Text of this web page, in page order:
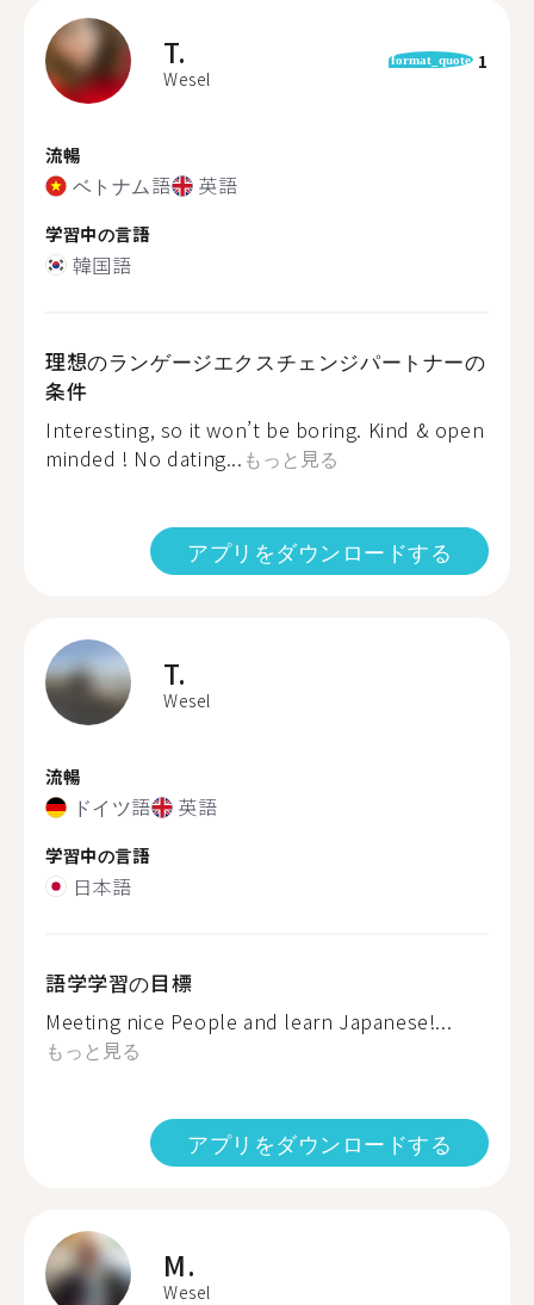
T.
Wesel
format_quote 1
流暢
ベトナム語 英語
学習中の言語
韓国語
理想のランゲージエクスチェンジパートナーの
条件
Interesting, so it won’t be boring. Kind & open
minded ! No dating... もっと見る
アプリをダウンロードする
T.
Wesel
流暢
ドイツ語 英語
学習中の言語
日本語
語学学習の目標
Meeting nice People and learn Japanese!...
もっと見る
アプリをダウンロードする
M.
Wesel